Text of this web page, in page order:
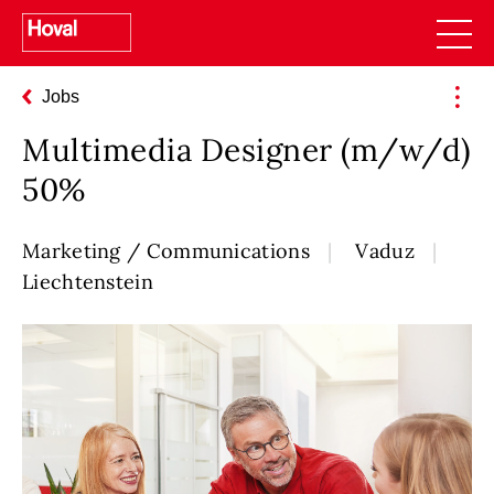
Jobs
Multimedia Designer (m/w/d)
50%
Marketing / Communications
Vaduz
Liechtenstein